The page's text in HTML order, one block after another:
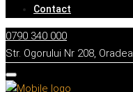
Contact
0790 340 000
Str. Ogorului Nr 208, Oradea